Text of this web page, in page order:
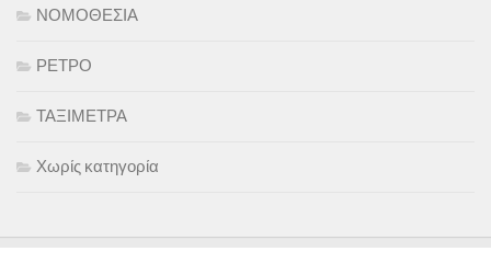
ΝΟΜΟΘΕΣΙΑ
ΡΕΤΡΟ
ΤΑΞΙΜΕΤΡΑ
Χωρίς κατηγορία